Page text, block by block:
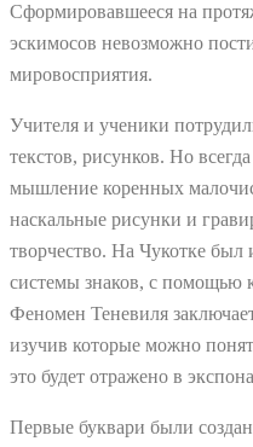
Сформировавшееся на
эскимосов невозможно
мировосприятия.
Учителя и ученики
текстов, рисунков. Но
мышление коренных
наскальные рисунки и
творчество. На Чукотке был
системы знаков, с помощью
Феномен Теневиля
изучив которые можно
это будет отражено в
Первые буквари были